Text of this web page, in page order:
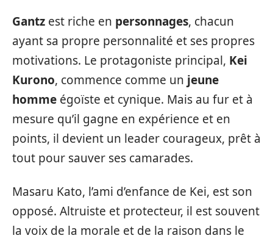
Gantz est riche en personnages, chacun
ayant sa propre personnalité et ses propres
motivations. Le protagoniste principal, Kei
Kurono, commence comme un jeune
homme égoïste et cynique. Mais au fur et à
mesure qu’il gagne en expérience et en
points, il devient un leader courageux, prêt à
tout pour sauver ses camarades.
Masaru Kato, l’ami d’enfance de Kei, est son
opposé. Altruiste et protecteur, il est souvent
la voix de la morale et de la raison dans le